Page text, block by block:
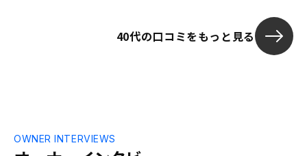
40代の口コミをもっと見る
OWNER INTERVIEWS